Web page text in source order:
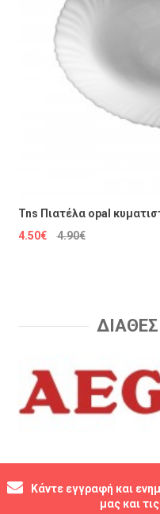
Tns Πιατέλα opal
4.50€
4.90€
Κάντε εγγραφή και
μας και